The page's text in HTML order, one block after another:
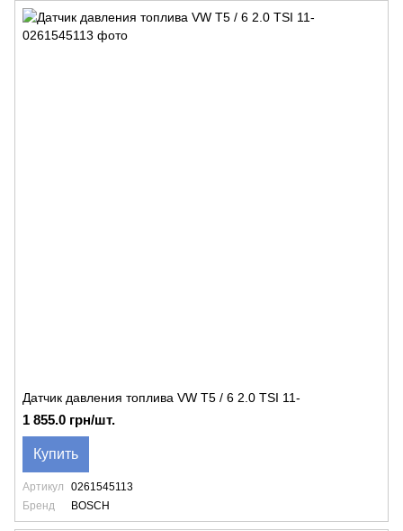
Датчик давления топлива VW T5 / 6 2.0 TSI 11-
1 855.0 грн/шт.
Купить
Артикул
0261545113
Бренд
BOSCH